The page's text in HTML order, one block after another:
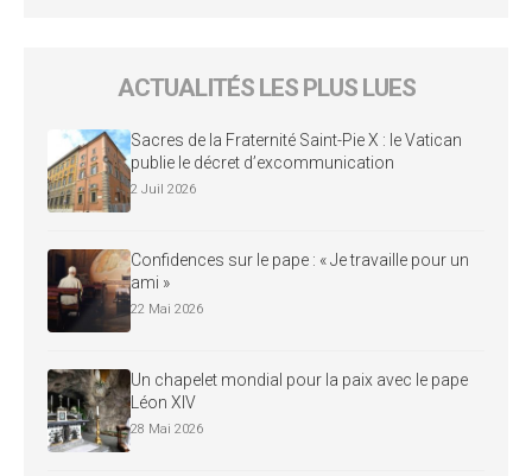
ACTUALITÉS LES PLUS LUES
Sacres de la Fraternité Saint-Pie X : le Vatican
publie le décret d’excommunication
2 Juil 2026
Confidences sur le pape : « Je travaille pour un
ami »
22 Mai 2026
Un chapelet mondial pour la paix avec le pape
Léon XIV
28 Mai 2026